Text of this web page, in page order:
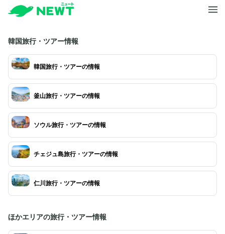
韓国旅行・ツアー情報
韓国旅行・ツアーの情報
釜山旅行・ツアーの情報
ソウル旅行・ツアーの情報
チェジュ島旅行・ツアーの情報
仁川旅行・ツアーの情報
ほかエリアの旅行・ツアー情報